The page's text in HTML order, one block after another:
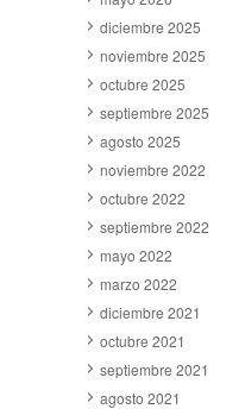
diciembre 2025
noviembre 2025
octubre 2025
septiembre 2025
agosto 2025
noviembre 2022
octubre 2022
septiembre 2022
mayo 2022
marzo 2022
diciembre 2021
octubre 2021
septiembre 2021
agosto 2021